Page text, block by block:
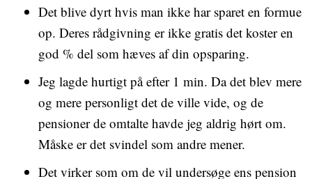
Det blive dyrt hvis man ikke har sparet en formue
op. Deres rådgivning er ikke gratis det koster en
god % del som hæves af din opsparing.
Jeg lagde hurtigt på efter 1 min. Da det blev mere
og mere personligt det de ville vide, og de
pensioner de omtalte havde jeg aldrig hørt om.
Måske er det svindel som andre mener.
Det virker som om de vil undersøge ens pension